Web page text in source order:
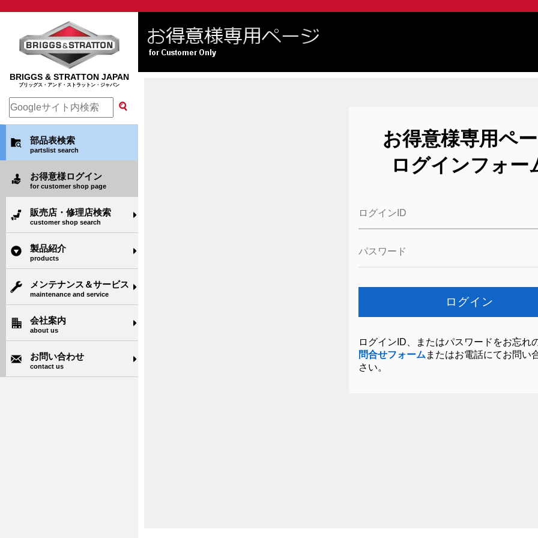
BRIGGS & STRATTON JAPAN
ブリッグス・アンド・ストラットン・ジャパン
部品表検索
partslist search
お得意様ログイン
for customer shop page
販売店・修理店検索
customer shop search
製品紹介
products
メンテナンス＆サービス
maintenance and service
会社案内
about us
お問い合わせ
contact us
お得意様専用ペ
ログインフォー
ログインID、またはパスワードをお忘れ
問合せフォーム またはお電話にてお問い
さい。